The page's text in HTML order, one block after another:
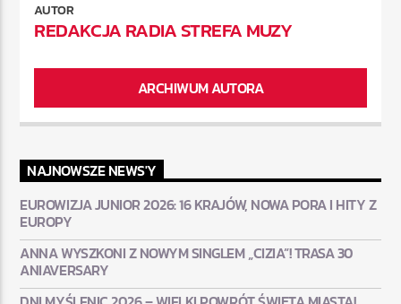
AUTOR
REDAKCJA RADIA STREFA MUZY
ARCHIWUM AUTORA
NAJNOWSZE NEWS'Y
EUROWIZJA JUNIOR 2026: 16 KRAJÓW, NOWA PORA I HITY Z
EUROPY
ANNA WYSZKONI Z NOWYM SINGLEM „CIZIA”! TRASA 30
ANIAVERSARY